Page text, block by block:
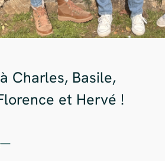
Charles, Basile,
et Hervé !
—